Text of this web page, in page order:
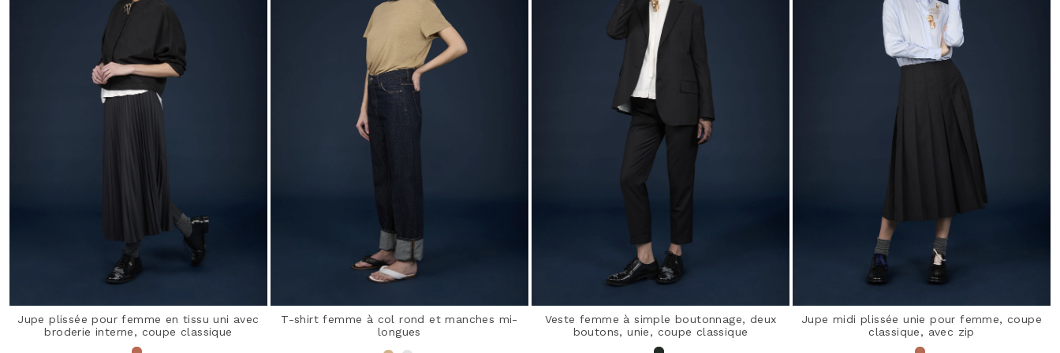
Jupe plissée pour femme en tissu uni avec
broderie interne, coupe classique
T-shirt femme à col rond et manches mi-
longues
Veste femme à simple boutonnage, deux
boutons, unie, coupe classique
Jupe midi plissée unie pour femme, coupe
classique, avec zip